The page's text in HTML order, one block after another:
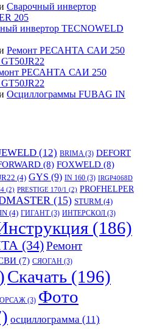
Сварочный инвертор
205
инвертор TECNOWELD
Ремонт РЕСАНТА САИ 250
РЕСАНТА САИ 250
Осциллограммы FUBAG IN
(12) BRIMA(3) DEFORT
(8) FOXWELD (8)
(4) GYS (9) IN 160 (3) IRGP4068D
(2) PRESTIGE 170/1 (2) PROFHELPER
(15) STURM (4)
(4) ГИГАНТ(3) ИНТЕРСКОЛ (3)
(186)
(34)Ремонт
(7) СЯОГАН (3)
Скачать (196)
(3) Фото
осциллограмма (11)